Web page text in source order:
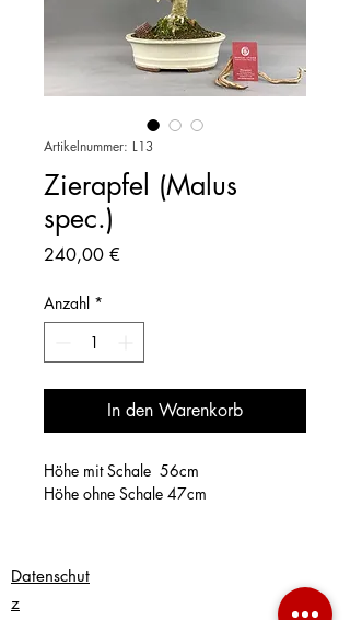
Artikelnummer: L13
Zierapfel (Malus
spec.)
240,00 €
Anzahl *
In den Warenkorb
Höhe mit Schale 56cm
Höhe ohne Schale 47cm
Datenschut
z